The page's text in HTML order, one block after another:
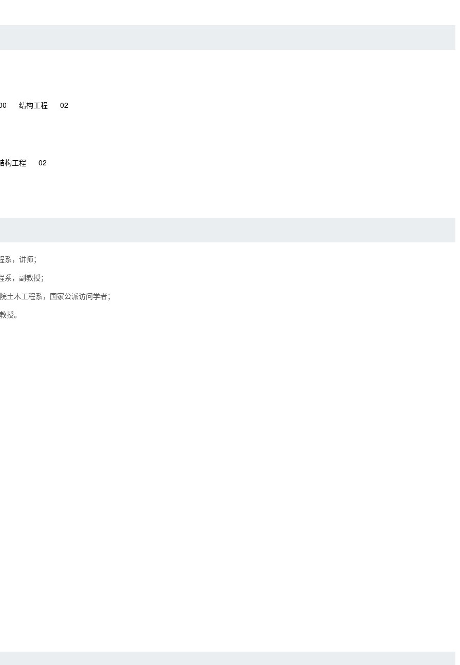
结构工程 02
构工程 02
，讲师；
系，副教授；
土木工程系，国家公派访问学者；
授。